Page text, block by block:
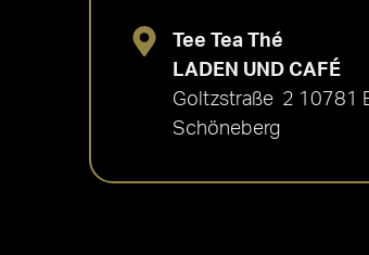
Tee Tea Thé
LADEN UND CAFÉ
Goltzstraße 2 10781
Schöneberg